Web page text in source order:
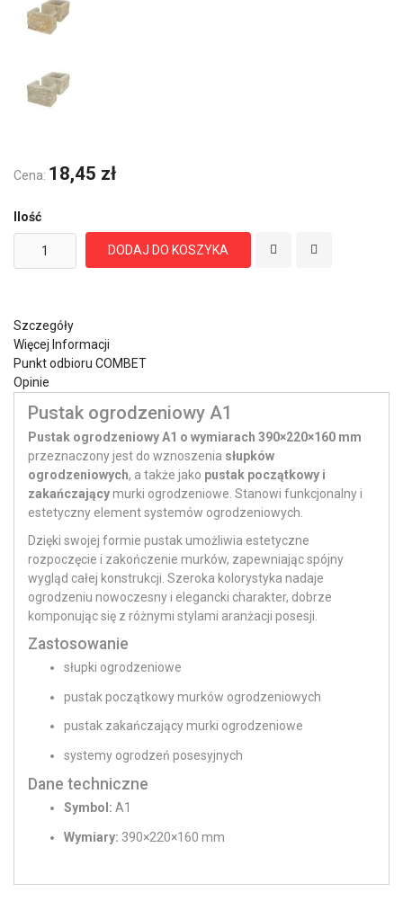
Cena: 18,45 zł
Ilość
DODAJ DO KOSZYKA
Szczegóły
Więcej Informacji
Punkt odbioru COMBET
Opinie
Pustak ogrodzeniowy A1
Pustak ogrodzeniowy A1 o wymiarach 390×220×160 mm
przeznaczony jest do wznoszenia słupków
ogrodzeniowych, a także jako pustak początkowy i
zakańczającymurki ogrodzeniowe. Stanowi funkcjonalny i
estetyczny element systemów ogrodzeniowych.
Dzięki swojej formie pustak umożliwia estetyczne
rozpoczęcie i zakończenie murków, zapewniając spójny
wygląd całej konstrukcji. Szeroka kolorystyka nadaje
ogrodzeniu nowoczesny i elegancki charakter, dobrze
komponując się z różnymi stylami aranżacji posesji.
Zastosowanie
słupki ogrodzeniowe
pustak początkowy murków ogrodzeniowych
pustak zakańczający murki ogrodzeniowe
systemy ogrodzeń posesyjnych
Dane techniczne
Symbol: A1
Wymiary: 390×220×160 mm